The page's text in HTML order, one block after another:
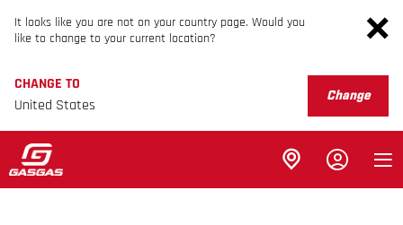
It looks like you are not on your country page. Would you
like to change to your current location?
CHANGE TO
United States
Change